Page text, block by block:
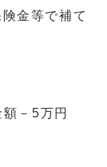
金等で補て
－5万円